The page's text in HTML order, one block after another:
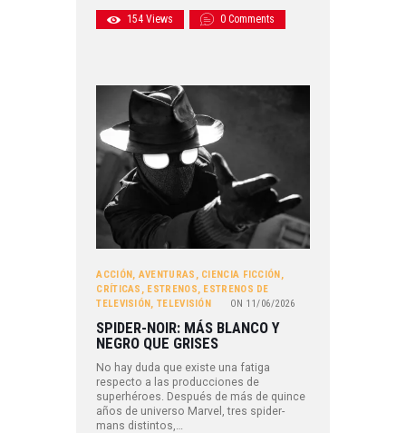
154 Views 0 Comments
ACCIÓN , AVENTURAS , CIENCIA FICCIÓN ,
CRÍTICAS , ESTRENOS, ESTRENOS DE
TELEVISIÓN , TELEVISIÓN ON 11/06/2026
SPIDER-NOIR: MÁS BLANCO Y
NEGRO QUE GRISES
No hay duda que existe una fatiga
respecto a las producciones de
superhéroes. Después de más de quince
años de universo Marvel, tres spider-
mans distintos,…